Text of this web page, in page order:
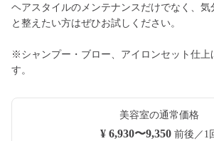
ヘアスタイルのメンテナンスだけでなく、気
と整えたい方はぜひお試しください。
※シャンプー・ブロー、アイロンセット仕上
す。
美容室の通常価格
¥ 6,930〜9,350前後／1